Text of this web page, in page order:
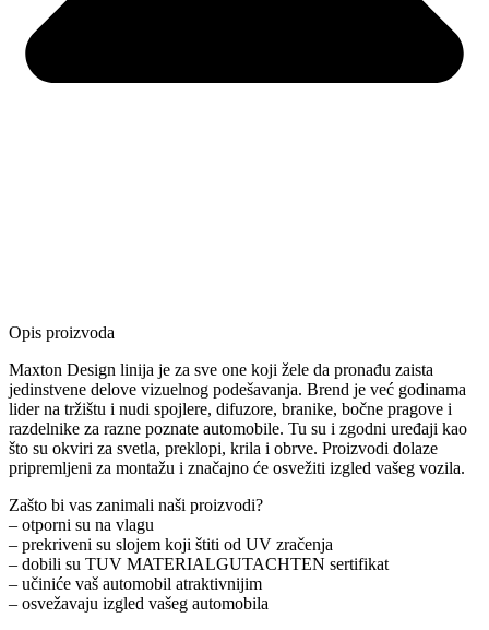
Opis proizvoda
Maxton Design linija je za sve one koji žele da pronađu zaista
jedinstvene delove vizuelnog podešavanja. Brend je već godinama
lider na tržištu i nudi spojlere, difuzore, branike, bočne pragove i
razdelnike za razne poznate automobile. Tu su i zgodni uređaji kao
što su okviri za svetla, preklopi, krila i obrve. Proizvodi dolaze
pripremljeni za montažu i značajno će osvežiti izgled vašeg vozila.
Zašto bi vas zanimali naši proizvodi?
– otporni su na vlagu
– prekriveni su slojem koji štiti od UV zračenja
– dobili su TUV MATERIALGUTACHTEN sertifikat
– učiniće vaš automobil atraktivnijim
– osvežavaju izgled vašeg automobila